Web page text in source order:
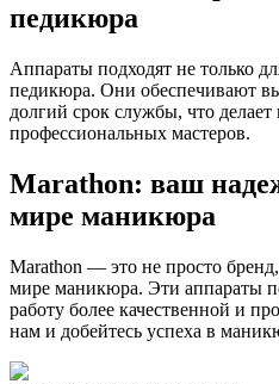
педикюра
Аппараты подходят не только
педикюра. Они обеспечивают
долгий срок службы, что
профессиональных мастеров.
Marathon: ваш
мире маникюра
Marathon — это не просто
мире маникюра. Эти аппараты
работу более качественной и
нам и добейтесь успеха в